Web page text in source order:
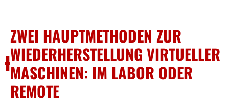
ZWEI HAUPTMETHODEN ZUR
WIEDERHERSTELLUNG VIRTUELLER
MASCHINEN: IM LABOR ODER
REMOTE